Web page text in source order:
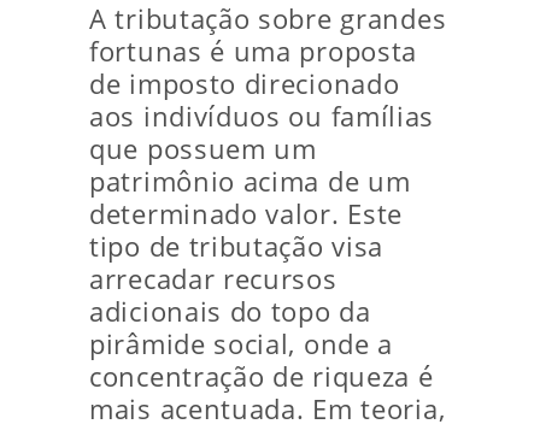
A tributação sobre grandes
fortunas é uma proposta
de imposto direcionado
aos indivíduos ou famílias
que possuem um
patrimônio acima de um
determinado valor. Este
tipo de tributação visa
arrecadar recursos
adicionais do topo da
pirâmide social, onde a
concentração de riqueza é
mais acentuada. Em teoria,